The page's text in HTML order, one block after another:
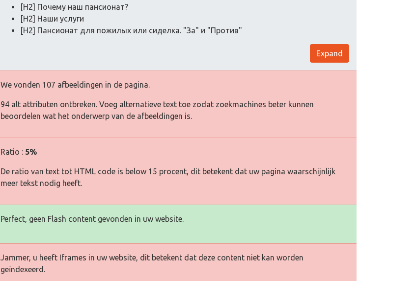
[H2] Почему наш пансионат?
[H2] Наши услуги
[H2] Пансионат для пожилых или сиделка. "За" и "Против"
Expand
We vonden 107 afbeeldingen in de pagina.
94 alt attributen ontbreken. Voeg alternatieve text toe zodat zoekmachines beter kunnen
beoordelen wat het onderwerp van de afbeeldingen is.
Ratio : 5%
De ratio van text tot HTML code is below 15 procent, dit betekent dat uw pagina waarschijnlijk
meer tekst nodig heeft.
Perfect, geen Flash content gevonden in uw website.
Jammer, u heeft Iframes in uw website, dit betekent dat deze content niet kan worden
geïndexeerd.